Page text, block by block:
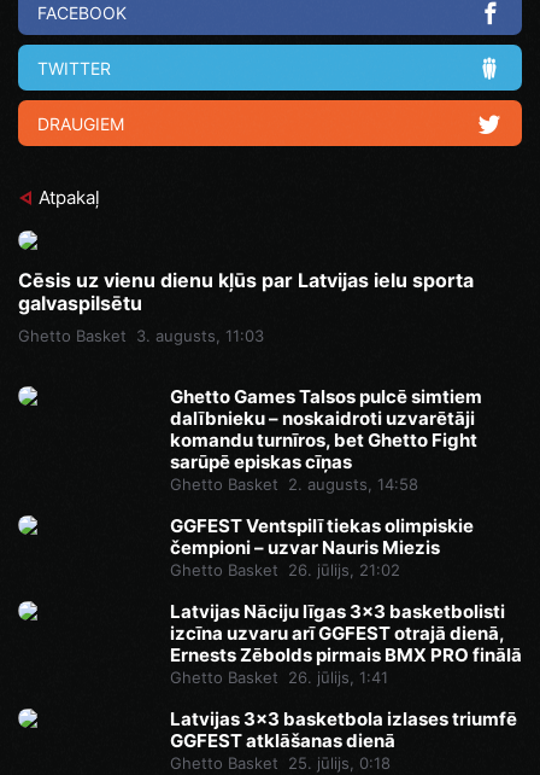
FACEBOOK
TWITTER
DRAUGIEM
Atpakaļ
Cēsis uz vienu dienu kļūs par Latvijas ielu sporta
galvaspilsētu
Ghetto Basket 3. augusts, 11:03
Ghetto Games Talsos pulcē simtiem
dalībnieku – noskaidroti uzvarētāji
komandu turnīros, bet Ghetto Fight
sarūpē episkas cīņas
Ghetto Basket 2. augusts, 14:58
GGFEST Ventspilī tiekas olimpiskie
čempioni – uzvar Nauris Miezis
Ghetto Basket 26. jūlijs, 21:02
Latvijas Nāciju līgas 3x3 basketbolisti
izcīna uzvaru arī GGFEST otrajā dienā,
Ernests Zēbolds pirmais BMX PRO finālā
Ghetto Basket 26. jūlijs, 1:41
Latvijas 3x3 basketbola izlases triumfē
GGFEST atklāšanas dienā
Ghetto Basket 25. jūlijs, 0:18